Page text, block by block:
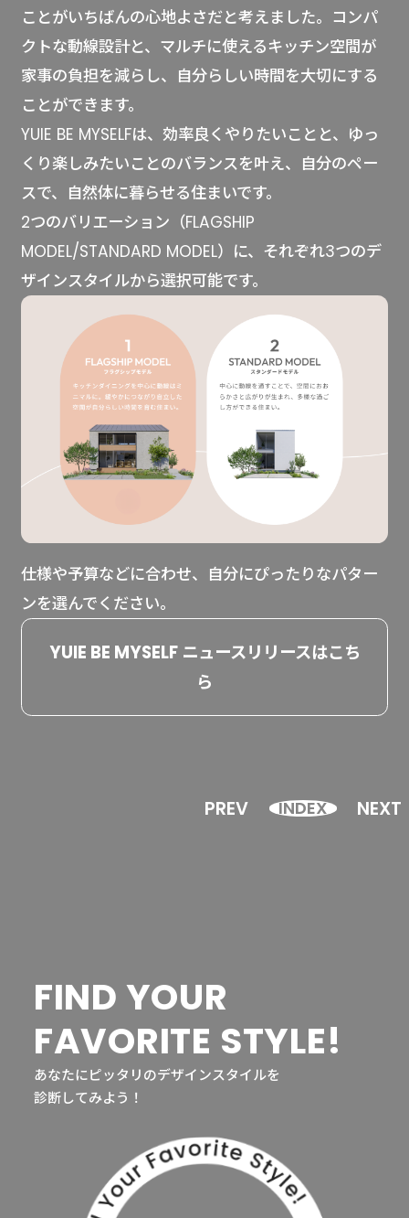
ことがいちばんの心地よさだと考えました。コンパ
クトな動線設計と、マルチに使えるキッチン空間が
家事の負担を減らし、自分らしい時間を大切にする
ことができます。
YUIE BE MYSELFは、効率良くやりたいことと、ゆっ
くり楽しみたいことのバランスを叶え、自分のペー
スで、自然体に暮らせる住まいです。
2つのバリエーション（FLAGSHIP
MODEL/STANDARD MODEL）に、それぞれ3つのデ
ザインスタイルから選択可能です。
仕様や予算などに合わせ、自分にぴったりなパター
ンを選んでください。
YUIE BE MYSELF ニュースリリースはこち
ら
PREV INDEX NEXT
FIND YOUR
FAVORITE STYLE!
あなたにピッタリのデザインスタイルを
診断してみよう！